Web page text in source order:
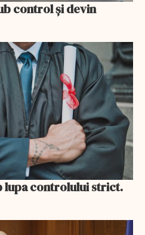
control și devin
lupa controlului strict.